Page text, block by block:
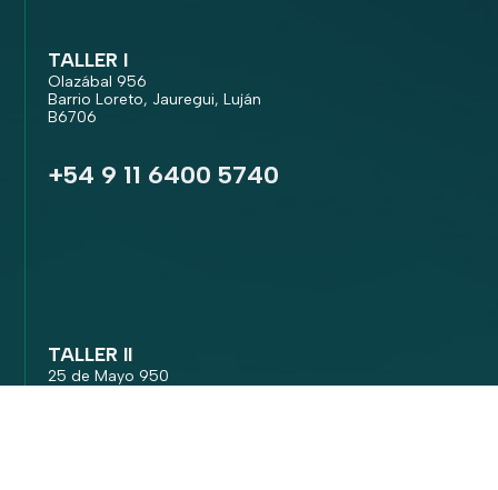
TALLER I
Olazábal 956
Barrio Loreto, Jauregui, Luján
B6706
+54 9 11 6400 5740
TALLER II
25 de Mayo 950